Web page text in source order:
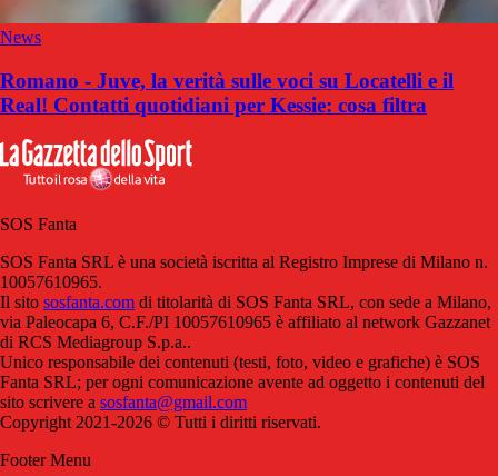
News
Romano - Juve, la verità sulle voci su Locatelli e il
Real! Contatti quotidiani per Kessie: cosa filtra
SOS Fanta
SOS Fanta SRL è una società iscritta al Registro Imprese di Milano n.
10057610965.
Il sito sosfanta.com di titolarità di SOS Fanta SRL, con sede a Milano,
via Paleocapa 6, C.F./PI 10057610965 è affiliato al network Gazzanet
di RCS Mediagroup S.p.a..
Unico responsabile dei contenuti (testi, foto, video e grafiche) è SOS
Fanta SRL; per ogni comunicazione avente ad oggetto i contenuti del
sito scrivere a sosfanta@gmail.com
Copyright 2021-2026 © Tutti i diritti riservati.
Footer Menu